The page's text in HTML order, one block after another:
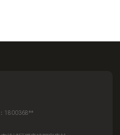
1800368**